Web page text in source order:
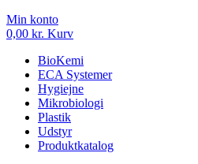
Min konto
0,00 kr. Kurv
BioKemi
ECA Systemer
Hygiejne
Mikrobiologi
Plastik
Udstyr
Produktkatalog